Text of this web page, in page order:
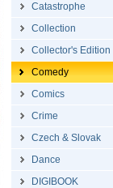
Catastrophe
Collection
Collector's Edition
Comedy
Comics
Crime
Czech & Slovak
Dance
DIGIBOOK